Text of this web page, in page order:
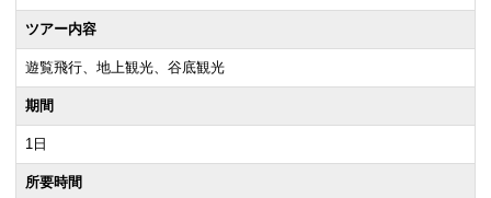
ツアー内容
遊覧飛行、地上観光、谷底観光
期間
1日
所要時間